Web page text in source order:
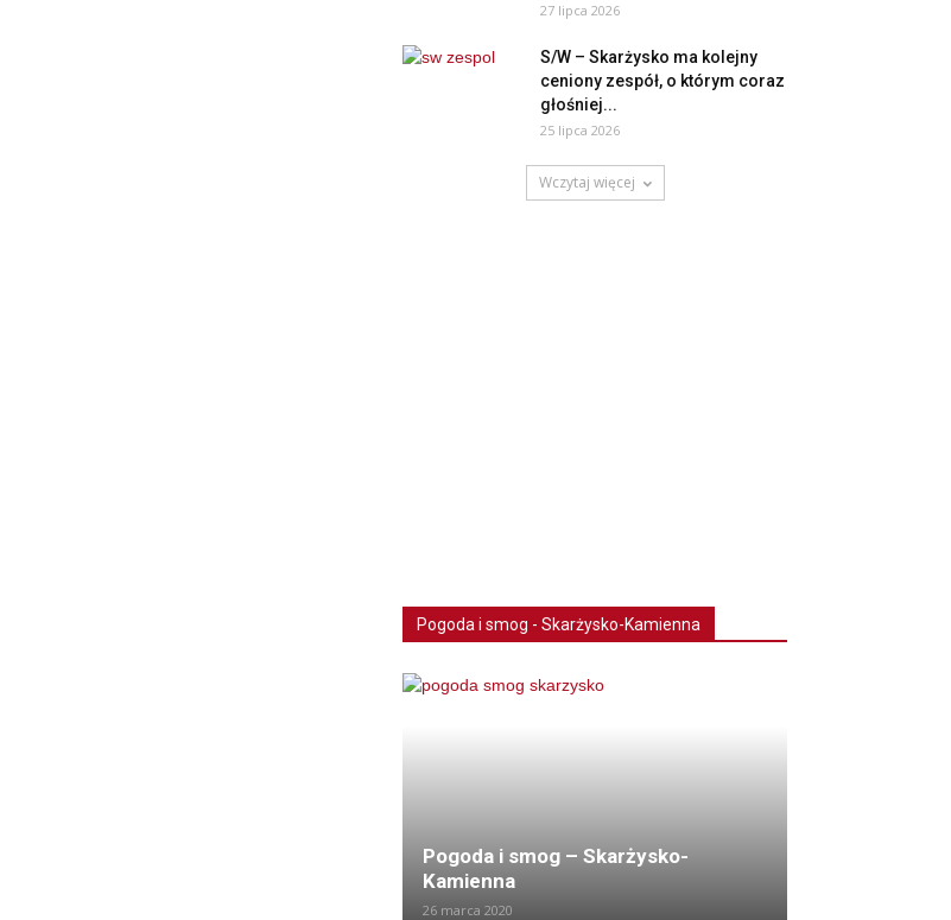
27 lipca 2026
S/W – Skarżysko ma kolejny
ceniony zespół, o którym coraz
głośniej...
25 lipca 2026
Wczytaj więcej
Pogoda i smog - Skarżysko-Kamienna
Pogoda i smog – Skarżysko-
Kamienna
26 marca 2020